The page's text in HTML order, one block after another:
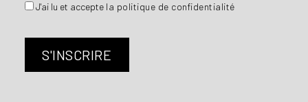
J'ai lu et acceptela politique de confidentialité